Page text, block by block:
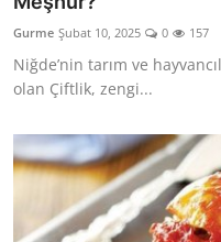
Anne & Bebek Beslenmesi
Mutfak Sırları & Teknikler
Gıda Sözlüğü & Nedir?
Yemek Tarifleri &
Gurme Şubat 10, 2025 0 157
Niğde’nin tarım ve
olan Çiftlik, zengi...